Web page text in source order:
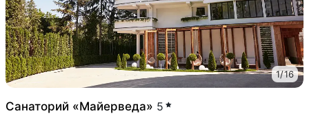
1/16
Санаторий «Майерведа» 5